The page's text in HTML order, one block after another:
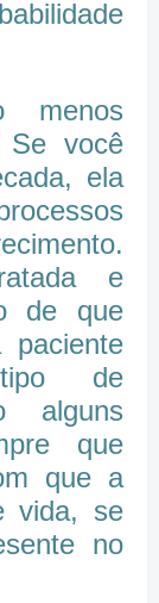
Se você
ela
e
de que
paciente
de
alguns
que
que a
vida, se
no